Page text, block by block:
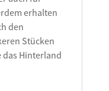
erhalten
den
Stücken
das Hinterland